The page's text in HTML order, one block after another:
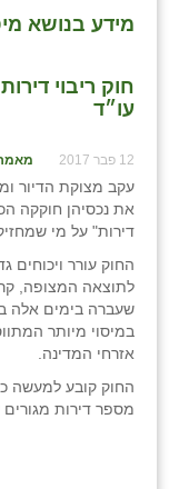
מידע בנושא
חוק ריבוי
עו״ד
12 פבר 2017
עקב מצוקת הדיור
את נכסיהן חוקקה
דירות" על מי
החוק עורר ויכוחים
לתוצאה המצופה,
שעברה בימים אלה
במיסוי מיותר
אזרחי המדינה.
החוק קובע למעשה
מספר דירות מגורים
ביתן אהרון
בני נצרים
בני ציון
בצרה
גן הדרום